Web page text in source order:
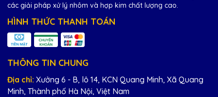
các giải pháp xử lý nhôm và hợp kim chất lượng cao.
HÌNH THỨC THANH TOÁN
THÔNG TIN CHUNG
Địa chỉ: Xưởng 6 - B, lô 14, KCN Quang Minh, Xã Quang
Minh, Thành phố Hà Nội, Việt Nam